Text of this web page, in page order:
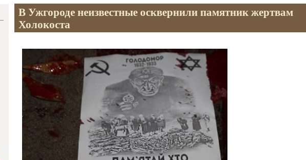
В Ужгороде неизвестные осквернили памятник жертвам
Холокоста